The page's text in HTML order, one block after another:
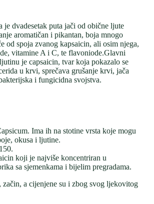
je dvadesetak puta jači od obične ljute
aromatičan i pikantan, boja mnogo
od spoja zvanog kapsaicin, ali osim njega,
vitamine A i C, te flavoniode.Glavni
je capsaicin, tvar koja pokazalo se
u krvi, sprečava grušanje krvi, jača
i fungicidna svojstva.
Ima ih na stotine vrsta koje mogu
okusa i ljutine.
koji je najviše koncentriran u
sa sjemenkama i bijelim pregradama.
a cijenjene su i zbog svog ljekovitog